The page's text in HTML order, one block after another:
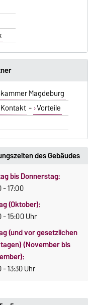
Magdeburg
- Vorteile
des Gebäudes
bis Donnerstag:
- 17:00
(Oktober):
- 15:00 Uhr
(und vor gesetzlichen
(November bis
- 13:30 Uhr